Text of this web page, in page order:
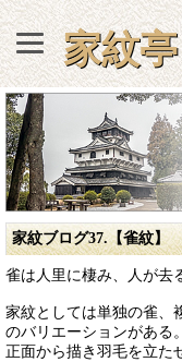
家紋亭
家紋ブログ37.【雀紋】
雀は人里に棲み、人が去
家紋としては単独の雀、
のバリエーションがある
正面から描き羽毛を立た